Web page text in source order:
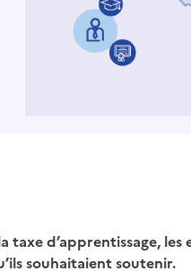
d’apprentissage,
souhaitaient soutenir.